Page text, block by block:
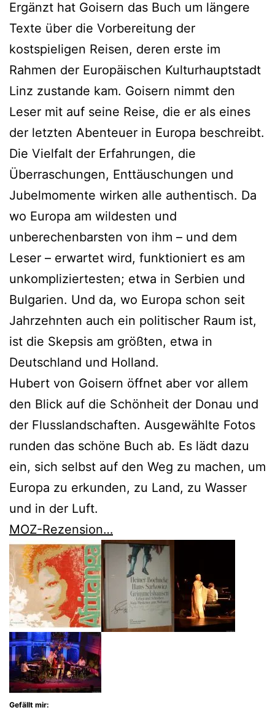
Ergänzt hat Goisern das Buch um längere
Texte über die Vorbereitung der
kostspieligen Reisen, deren erste im
Rahmen der Europäischen Kulturhauptstadt
Linz zustande kam. Goisern nimmt den
Leser mit auf seine Reise, die er als eines
der letzten Abenteuer in Europa beschreibt.
Die Vielfalt der Erfahrungen, die
Überraschungen, Enttäuschungen und
Jubelmomente wirken alle authentisch. Da
wo Europa am wildesten und
unberechenbarsten von ihm – und dem
Leser – erwartet wird, funktioniert es am
unkompliziertesten; etwa in Serbien und
Bulgarien. Und da, wo Europa schon seit
Jahrzehnten auch ein politischer Raum ist,
ist die Skepsis am größten, etwa in
Deutschland und Holland.
Hubert von Goisern öffnet aber vor allem
den Blick auf die Schönheit der Donau und
der Flusslandschaften. Ausgewählte Fotos
runden das schöne Buch ab. Es lädt dazu
ein, sich selbst auf den Weg zu machen, um
Europa zu erkunden, zu Land, zu Wasser
und in der Luft.
MOZ-Rezension…
Gefällt mir: